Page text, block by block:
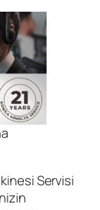
Servisi